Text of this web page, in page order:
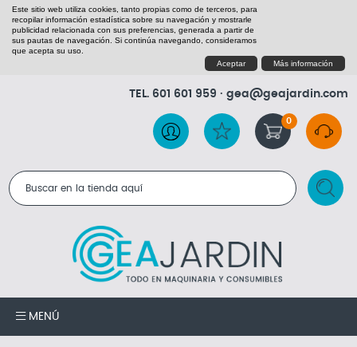
Este sitio web utiliza cookies, tanto propias como de terceros, para
recopilar información estadística sobre su navegación y mostrarle
publicidad relacionada con sus preferencias, generada a partir de
sus pautas de navegación. Si continúa navegando, consideramos
que acepta su uso.
Aceptar
Más información
TEL. 601 601 959 · gea@geajardin.com
0
RESULTADOS DE LA BÚSQUEDA
MENÚ